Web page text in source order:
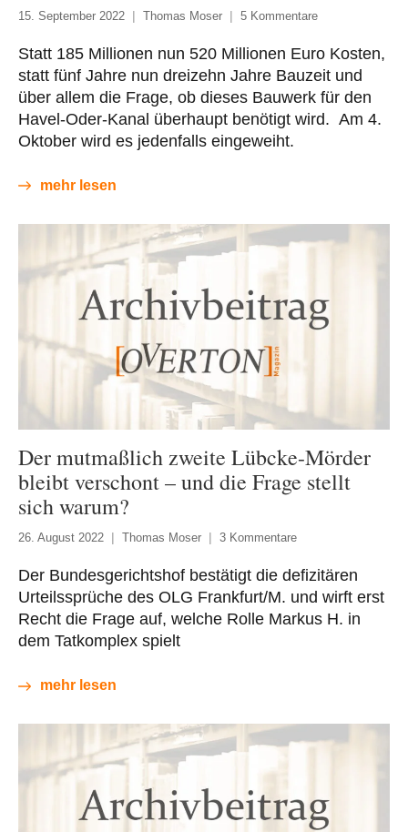
15. September 2022 Thomas Moser 5 Kommentare
Statt 185 Millionen nun 520 Millionen Euro Kosten,
statt fünf Jahre nun dreizehn Jahre Bauzeit und
über allem die Frage, ob dieses Bauwerk für den
Havel-Oder-Kanal überhaupt benötigt wird. Am 4.
Oktober wird es jedenfalls eingeweiht.
mehr lesen
Der mutmaßlich zweite Lübcke-Mörder
bleibt verschont – und die Frage stellt
sich warum?
26. August 2022 Thomas Moser 3 Kommentare
Der Bundesgerichtshof bestätigt die defizitären
Urteilssprüche des OLG Frankfurt/M. und wirft erst
Recht die Frage auf, welche Rolle Markus H. in
dem Tatkomplex spielt
mehr lesen